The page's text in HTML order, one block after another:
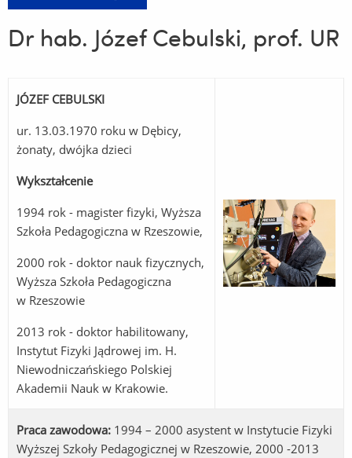
Dr hab. Józef Cebulski, prof. UR
JÓZEF CEBULSKI
ur. 13.03.1970 roku w Dębicy,
żonaty, dwójka dzieci
Wykształcenie
1994 rok - magister fizyki, Wyższa
Szkoła Pedagogiczna w Rzeszowie,
2000 rok - doktor nauk fizycznych,
Wyższa Szkoła Pedagogiczna
w Rzeszowie
2013 rok - doktor habilitowany,
Instytut Fizyki Jądrowej im. H.
Niewodniczańskiego Polskiej
Akademii Nauk w Krakowie.
Praca zawodowa: 1994 – 2000 asystent w Instytucie Fizyki
Wyższej Szkoły Pedagogicznej w Rzeszowie, 2000 -2013